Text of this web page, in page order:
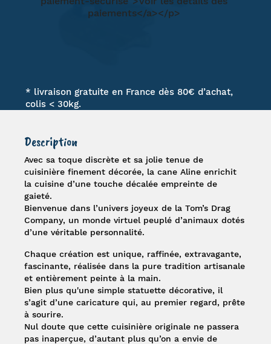
* livraison gratuite en France dès 80€ d’achat,
colis < 30kg.
Description
Avec sa toque discrète et sa jolie tenue de
cuisinière finement décorée, lacane Aline enrichit
la cuisine d’une touche décalée empreinte de
gaieté.
Bienvenue dans l’univers joyeux de laTom’s Drag
Company, un monde virtuel peuplé d’animaux dotés
d’une véritable personnalité.
Chaque création est unique, raffinée, extravagante,
fascinante, réalisée dans la pure tradition artisanale
et entièrement peinte à la main.
Bien plus qu'une simple statuette décorative, il
s’agit d’une caricature qui, au premier regard, prête
à sourire.
Nul doute que cette cuisinière originale ne passera
pas inaperçue, d’autant plus qu’on a envie de